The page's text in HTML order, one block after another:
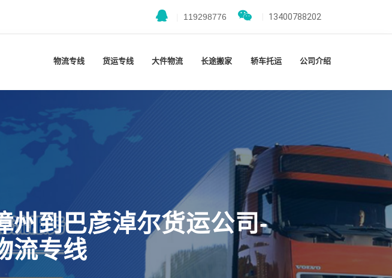
119298776 13400788202
物流专线 货运专线 大件物流 长途搬家 轿车托运 公司介绍
州到巴彦淖尔货运公司-
流专线